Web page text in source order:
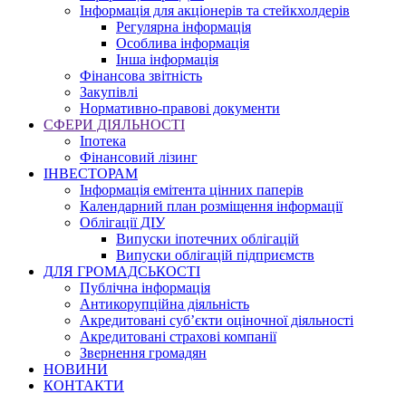
Інформація для акціонерів та стейкхолдерів
Регулярна інформація
Особлива інформація
Інша інформація
Фінансова звітність
Закупівлі
Нормативно-правові документи
СФЕРИ ДІЯЛЬНОСТІ
Іпотека
Фінансовий лізинг
ІНВЕСТОРАМ
Інформація емітента цінних паперів
Календарний план розміщення інформації
Облігації ДІУ
Випуски іпотечних облігацій
Випуски облігацій підприємств
ДЛЯ ГРОМАДСЬКОСТІ
Публічна інформація
Антикорупційна діяльність
Акредитовані суб’єкти оціночної діяльності
Акредитовані страхові компанії
Звернення громадян
НОВИНИ
КОНТАКТИ